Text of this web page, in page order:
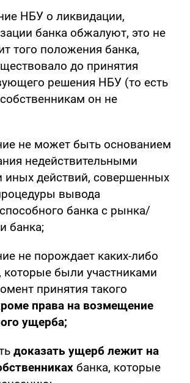
НБУ о ликвидации,
банка обжалуют, это не
того положения банка,
до принятия
решения НБУ (то есть
он не
не может быть основанием
недействительными
иных действий, совершенных
вывода
банка с рынка/
банка;
не порождает каких-либо
которые были участниками
принятия такого
права на возмещение
ущерба;
доказать ущерб лежит на
банка, которые